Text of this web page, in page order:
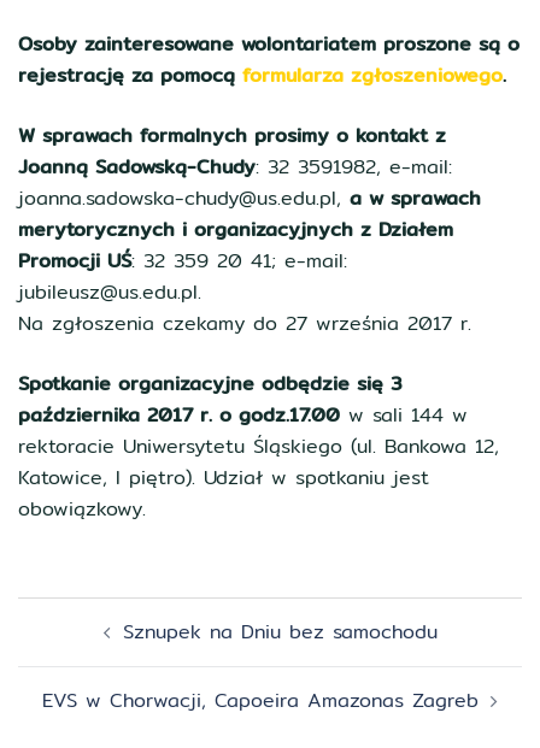
Osoby zainteresowane wolontariatem proszone są o
rejestrację za pomocą formularza zgłoszeniowego.
W sprawach formalnych prosimy o kontakt z
Joanną Sadowską-Chudy: 32 3591982, e-mail:
joanna.sadowska-chudy@us.edu.pl, a w sprawach
merytorycznych i organizacyjnych z Działem
Promocji UŚ: 32 359 20 41; e-mail:
jubileusz@us.edu.pl.
Na zgłoszenia czekamy do 27 września 2017 r.
Spotkanie organizacyjne odbędzie się 3
października 2017 r. o godz.17.00 w sali 144 w
rektoracie Uniwersytetu Śląskiego (ul. Bankowa 12,
Katowice, I piętro). Udział w spotkaniu jest
obowiązkowy.
ZobaczSznupek na Dniu bez samochodu
EVS w Chorwacji, Capoeira Amazonas Zagreb